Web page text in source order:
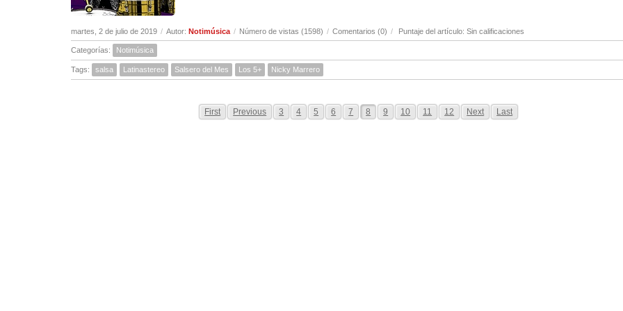
martes, 2 de julio de 2019 / Autor: Notimúsica / Número de vistas (1598) / Comentarios (0) / Puntaje del artículo: Sin calificaciones
Categorías: Notimúsica
Tags: salsa Latinastereo Salsero del Mes Los 5+ Nicky Marrero
First Previous 3 4 5 6 7 8 9 10 11 12 Next Last